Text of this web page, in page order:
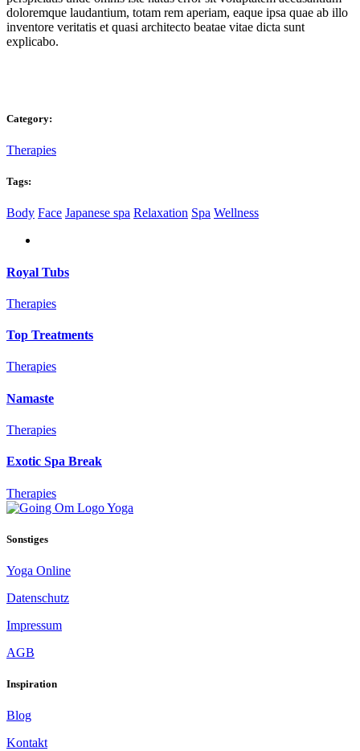
doloremque laudantium, totam rem aperiam, eaque ipsa quae ab illo
inventore veritatis et quasi architecto beatae vitae dicta sunt
explicabo.
Category:
Therapies
Tags:
Body Face Japanese spa Relaxation Spa Wellness
Royal Tubs
Therapies
Top Treatments
Therapies
Namaste
Therapies
Exotic Spa Break
Therapies
Sonstiges
Yoga Online
Datenschutz
Impressum
AGB
Inspiration
Blog
Kontakt